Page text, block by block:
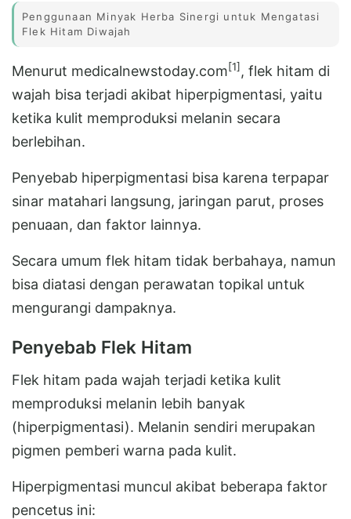
Penggunaan Minyak Herba Sinergi untuk Mengatasi
Flek Hitam Diwajah
Menurut medicalnewstoday.com[1] , flek hitam di
wajah bisa terjadi akibat hiperpigmentasi, yaitu
ketika kulit memproduksi melanin secara
berlebihan.
Penyebab hiperpigmentasi bisa karena terpapar
sinar matahari langsung, jaringan parut, proses
penuaan, dan faktor lainnya.
Secara umum flek hitam tidak berbahaya, namun
bisa diatasi dengan perawatan topikal untuk
mengurangi dampaknya.
Penyebab Flek Hitam
Flek hitam pada wajah terjadi ketika kulit
memproduksi melanin lebih banyak
(hiperpigmentasi). Melanin sendiri merupakan
pigmen pemberi warna pada kulit.
Hiperpigmentasi muncul akibat beberapa faktor
pencetus ini: